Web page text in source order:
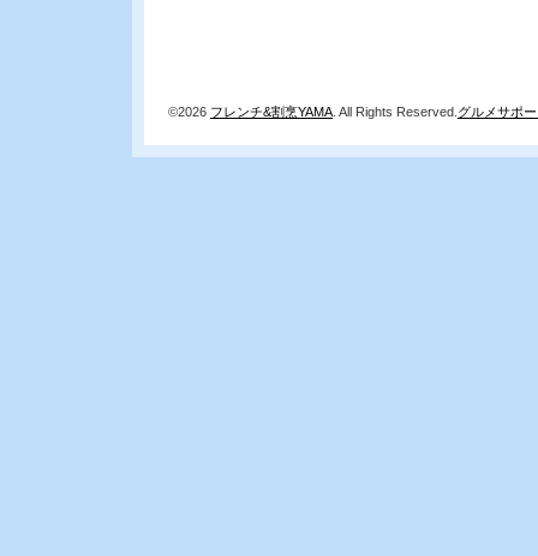
©2026 フレンチ&割烹YAMA . All Rights Reserved. グルメサポ